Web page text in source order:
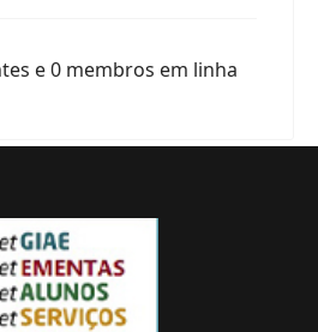
e 0 membros em linha